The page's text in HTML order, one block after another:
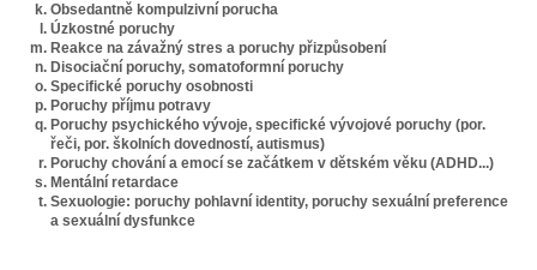
Obsedantně kompulzivní porucha
Úzkostné poruchy
Reakce na závažný stres a poruchy přizpůsobení
Disociační poruchy, somatoformní poruchy
Specifické poruchy osobnosti
Poruchy příjmu potravy
Poruchy psychického vývoje, specifické vývojové poruchy (por.
řeči, por. školních dovedností, autismus)
Poruchy chování a emocí se začátkem v dětském věku (ADHD...)
Mentální retardace
Sexuologie: poruchy pohlavní identity, poruchy sexuální preference
a sexuální dysfunkce